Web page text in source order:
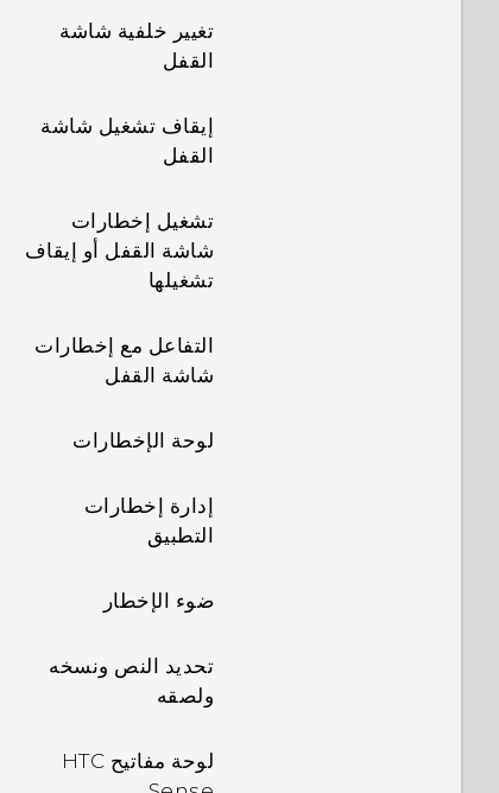
تغيير خلفية شاشة
القفل
إيقاف تشغيل شاشة
القفل
تشغيل إخطارات
شاشة القفل أو إيقاف
تشغيلها
التفاعل مع إخطارات
شاشة القفل
لوحة الإخطارات
إدارة إخطارات
التطبيق
ضوء الإخطار
تحديد النص ونسخه
ولصقه
لوحة مفاتيح HTC